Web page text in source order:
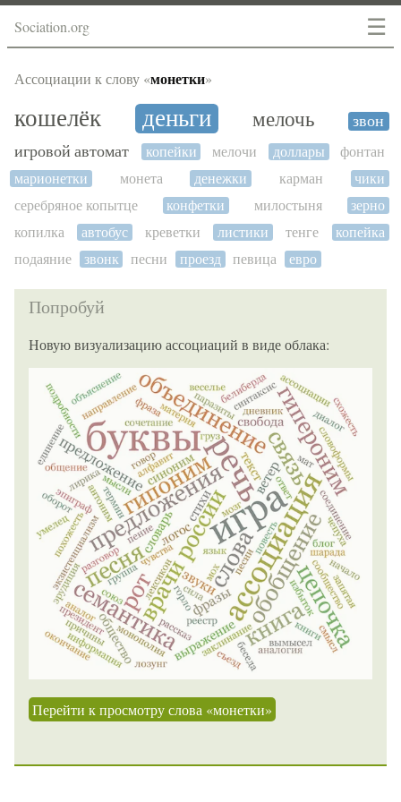
☰
Sociation.org
Ассоциации к слову «монетки»
кошелёк деньги мелочь
звон
игровой автомат
копейки мелочи доллары
фонтан
марионетки
монета денежки карман
чики
серебряное копытце
конфетки милостыня
зерно
копилка
автобус креветки листики тенге
копейка
подаяние
звонк песни проезд певица евро
Попробуй
Новую визуализацию ассоциаций в виде облака:
Перейти к просмотру слова «монетки»